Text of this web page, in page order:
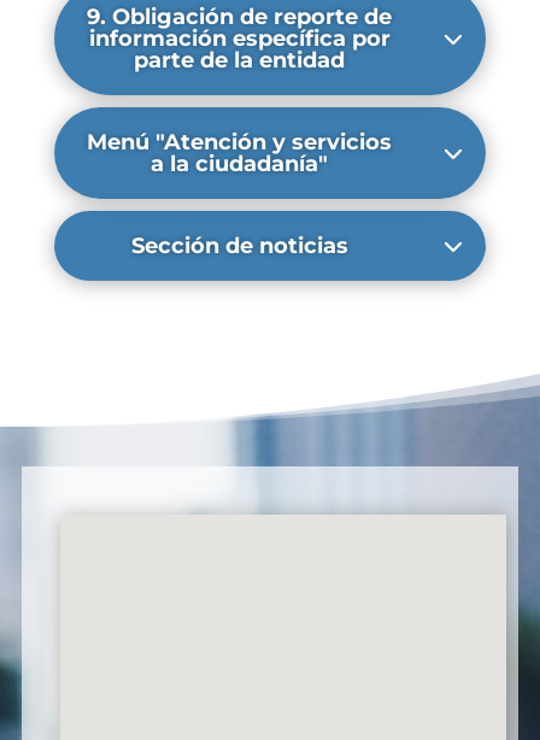
9. Obligación de reporte de
información específica por
parte de la entidad
Menú "Atención y servicios
a la ciudadanía"
Sección de noticias